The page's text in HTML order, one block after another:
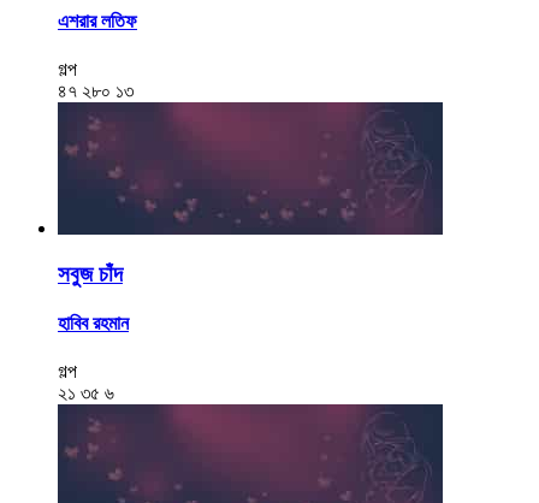
এশরার লতিফ
গল্প
৪৭ ২৮০ ১৩
সবুজ চাঁদ
হাবিব রহমান
গল্প
২১ ৩৫ ৬